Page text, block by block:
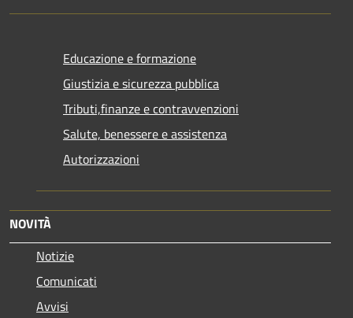
Educazione e formazione
Giustizia e sicurezza pubblica
Tributi,finanze e contravvenzioni
Salute, benessere e assistenza
Autorizzazioni
NOVITÀ
Notizie
Comunicati
Avvisi